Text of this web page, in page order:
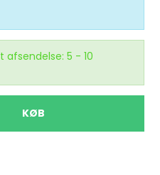
afsendelse: 5 - 10
KØB